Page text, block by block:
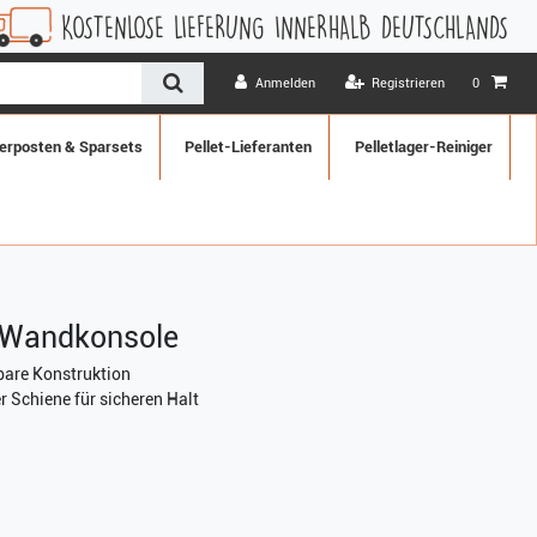
LIEFERUNG INNERHALB DEUTSCHLANDS 1 MONAT
Anmelden Registrieren 0
& Sparsets Pellet-Lieferanten Pelletlager-Reiniger
Konstruktion
Schiene für sicheren Halt